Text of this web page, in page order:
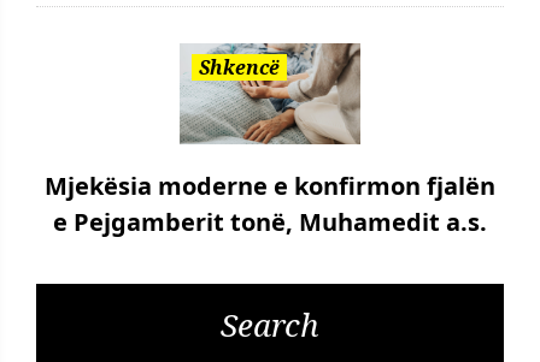
Shkencë
Mjekësia moderne e konfirmon fjalën
e Pejgamberit tonë, Muhamedit a.s.
Search